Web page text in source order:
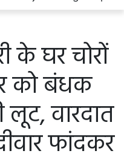
के घर चोरों
को बंधक
वारदात
फांदकर